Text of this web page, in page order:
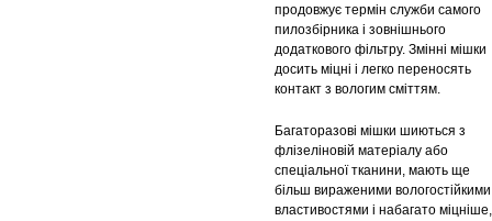
продовжує термін служби самого
пилозбірника і зовнішнього
додаткового фільтру. Змінні мішки
досить міцні і легко переносять
контакт з вологим сміттям.
Багаторазові мішки шиються з
флізеліновій матеріалу або
спеціальної тканини, мають ще
більш вираженими вологостійкими
властивостями і набагато міцніше,